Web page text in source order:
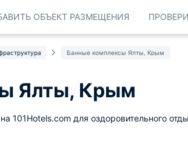
ОБЪЕКТ РАЗМЕЩЕНИЯ
Банные комплексы Ялты, Крым
Ялты, Крым
101Hotels.com для оздоровительного